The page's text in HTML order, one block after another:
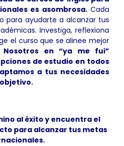
es asombrosa.Cada
para ayudarte a alcanzar tus
Investiga, reflexiona
el curso que se alinee mejor
Nosotros en “ya me fui”
de estudio en todos
a tus necesidades
al éxito y encuentra el
para alcanzar tus metas